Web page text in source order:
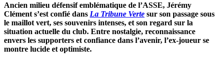
Ancien milieu défensif emblématique de l’ASSE, Jérémy
Clément s’est confié dans La Tribune Verte sur son passage sous
le maillot vert, ses souvenirs intenses, et son regard sur la
situation actuelle du club. Entre nostalgie, reconnaissance
envers les supporters et confiance dans l’avenir, l’ex-joueur se
montre lucide et optimiste.